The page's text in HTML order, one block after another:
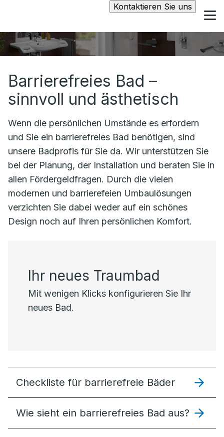
Kontaktieren Sie uns
Barrierefreies Bad –
sinnvoll und ästhetisch
Wenn die persönlichen Umstände es erfordern
und Sie ein barrierefreies Bad benötigen, sind
unsere Badprofis für Sie da. Wir unterstützen Sie
bei der Planung, der Installation und beraten Sie in
allen Fördergeldfragen. Durch die vielen
modernen und barrierefeien Umbaulösungen
verzichten Sie dabei weder auf ein schönes
Design noch auf Ihren persönlichen Komfort.
Ihr neues Traumbad
Mit wenigen Klicks konfigurieren Sie Ihr
neues Bad.
Checkliste für barrierefreie Bäder
Wie sieht ein barrierefreies Bad aus?